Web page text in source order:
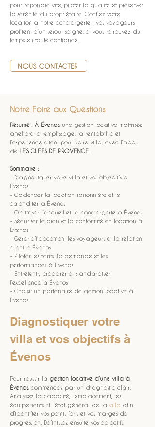
pour répondre vite, piloter la qualité et préserver
la sérénité du propriétaire. Confiez votre
location à notre conciergerie : vos voyageurs
profitent d’un séjour soigné, et vous retrouvez du
temps en toute confiance.
NOUS CONTACTER
Notre Foire aux Questions
Résumé : À Évenos, une gestion locative maîtrisée
améliore le remplissage, la rentabilité et
l’expérience client pour votre villa, avec l’appui
de LES CLEFS DE PROVENCE
Sommaire :
- Diagnostiquer votre villa et vos objectifs à
Évenos
- Cadencer la location saisonnière et le
calendrier à Évenos
- Optimiser l’accueil et la conciergerie à Évenos
- Sécuriser le bien et la conformité en location à
Évenos
- Gérer efficacement les voyageurs et la relation
client à Évenos
- Piloter les tarifs, la demande et les
performances à Évenos
- Entretenir, préparer et standardiser
l’excellence à Évenos
- Choisir un partenaire de gestion locative à
Évenos
Diagnostiquer votre
villa et vos objectifs à
Évenos
Pour réussir la gestion locative d’une villa à
Évenos, commencez par un diagnostic clair.
Analysez la capacité, l’emplacement, les
équipements et l’état général de la villa afin
d’identifier vos points forts et vos marges de
progression. Définissez ensuite vos objectifs: